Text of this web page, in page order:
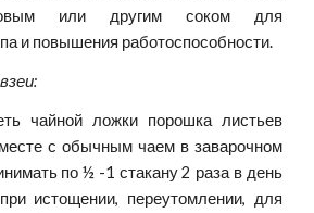
или другим соком для
и повышения работоспособности.
чайной ложки порошка листьев
с обычным чаем в заварочном
по ½ -1 стакану 2 раза в день
истощении, переутомлении, для